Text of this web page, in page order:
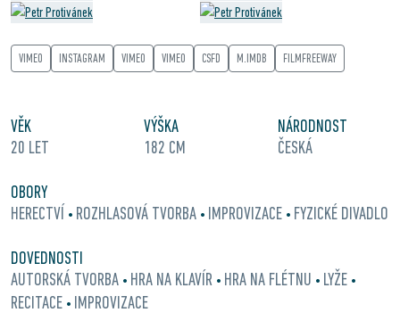
VIMEO INSTAGRAM VIMEO VIMEO CSFD M.IMDB FILMFREEWAY
VĚK
20 LET
VÝŠKA
182 CM
NÁRODNOST
ČESKÁ
OBORY
HERECTVÍ • ROZHLASOVÁ TVORBA • IMPROVIZACE • FYZICKÉ DIVADLO
DOVEDNOSTI
AUTORSKÁ TVORBA • HRA NA KLAVÍR • HRA NA FLÉTNU • LYŽE •
RECITACE • IMPROVIZACE